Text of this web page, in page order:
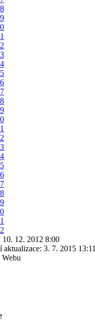
10. 12. 2012 8:00
aktualizace: 3. 7. 2015 13:11
Webu